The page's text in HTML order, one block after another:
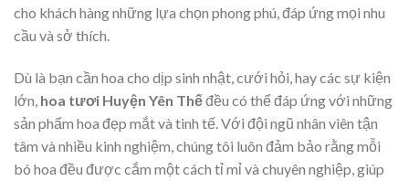
cho khách hàng những lựa chọn phong phú, đáp ứng mọi nhu
cầu và sở thích.
Dù là bạn cần hoa cho dịp sinh nhật, cưới hỏi, hay các sự kiện
lớn, hoa tươi Huyện Yên Thếđều có thể đáp ứng với những
sản phẩm hoa đẹp mắt và tinh tế. Với đội ngũ nhân viên tận
tâm và nhiều kinh nghiệm, chúng tôi luôn đảm bảo rằng mỗi
bó hoa đều được cắm một cách tỉ mỉ và chuyên nghiệp, giúp